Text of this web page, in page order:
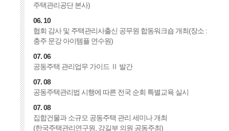
주택관리공단 본사)
06. 10
협회 감사 및 주택관리사출신 공무원 합동워크숍 개최(장소 :
충주 문강 아이템플 연수원)
07. 06
공동주택 관리업무 가이드 Ⅱ 발간
07. 08
공동주택관리법 시행에 따른 전국 순회 특별교육 실시
07. 08
집합건물과 소규모 공동주택 관리 세미나 개최
(한국주택관리연구원, 강길부 의원 공동주최)